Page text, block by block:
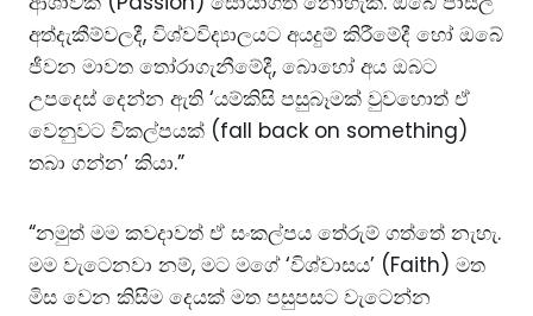
අත්දැකීම්වලදී, විශ්වවිද්‍යාලයට අයදුම් කිරීමේදී හෝ ඔබේ
ජීවන මාවත තෝරාගැනීමේදී, බොහෝ අය ඔබට
උපදෙස් දෙන්න ඇති ‘යම්කිසි පසුබෑමක් වුවහොත් ඒ
වෙනුවට විකල්පයක් (fall back on something)
තබා ගන්න’ කියා.”
“නමුත් මම කවදාවත් ඒ සංකල්පය තේරුම් ගත්තේ නැහැ.
මම වැටෙනවා නම්, මට මගේ ‘විශ්වාසය’ (Faith) මත
මිස වෙන කිසිම දෙයක් මත පසුපසට වැටෙන්න